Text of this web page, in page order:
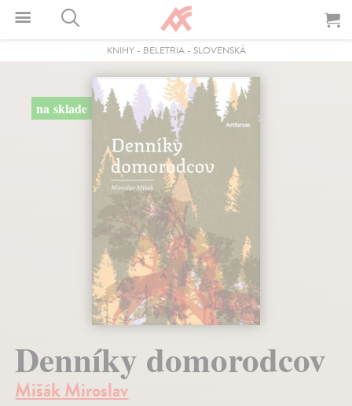
KNIHY- BELETRIA- SLOVENSKÁ
na sklade
Denníky domorodcov
Mišák Miroslav